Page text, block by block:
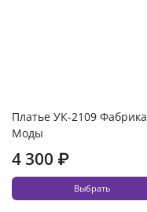
Платье УК-2109 Фабрика
Моды
4 300 ₽
Выбрать